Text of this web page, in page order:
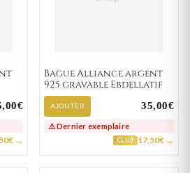
→
Bague Alliance argent
925 gravable Ebdellatif
AJOUTER 35,00€
⚠️ Dernier exemplaire
CLUB 17,50€ →